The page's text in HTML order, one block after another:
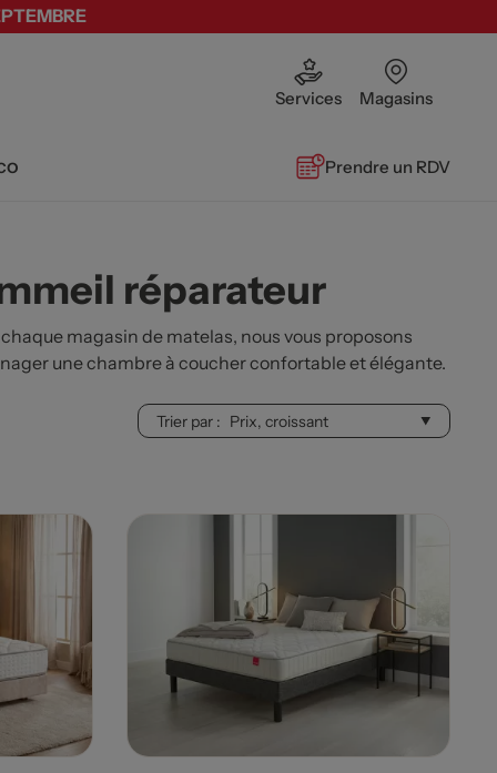
Services Magasins
Prendre un RDV
réparateur
chaque magasin de matelas, nous vous proposons
une chambre à coucher confortable et élégante.
Trier par :